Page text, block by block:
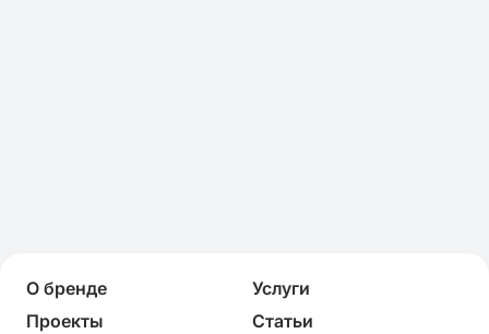
О бренде
Услуги
Проекты
Статьи